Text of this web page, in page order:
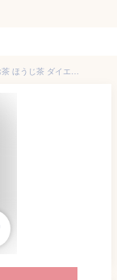
【ポイント20倍キャンペーン中！】ダイエット茶 お茶 ほうじ茶 ダイエットティー 送料無料 人気 ランキング 水出し 無農薬 パウダー ノンカフェイン ティーバッグ ティーパック 食物繊維 健康茶 漢方 子供 茶葉 メール便秘密はメラノイジン 三年番茶 3年番茶 ドリンク